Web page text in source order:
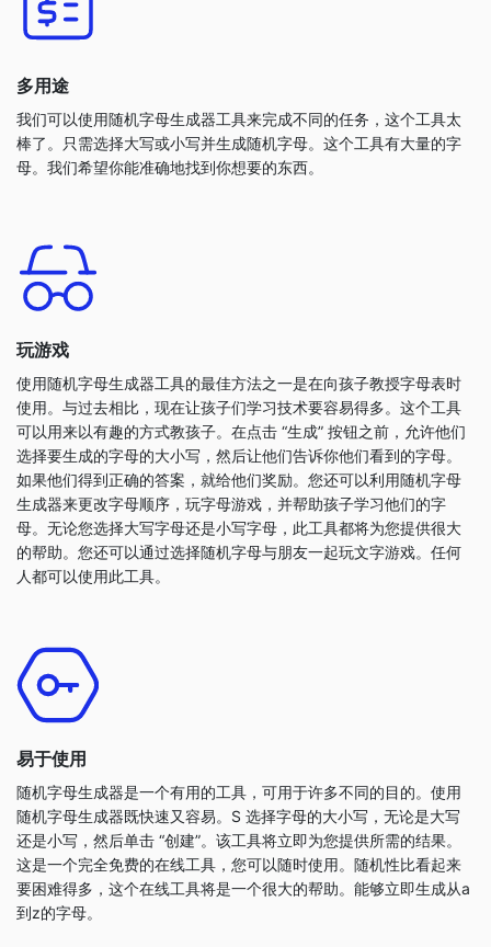
多用途
我们可以使用随机字母生成器工具来完成不同的任务，这个工具太
棒了。只需选择大写或小写并生成随机字母。这个工具有大量的字
母。我们希望你能准确地找到你想要的东西。
玩游戏
使用随机字母生成器工具的最佳方法之一是在向孩子教授字母表时
使用。与过去相比，现在让孩子们学习技术要容易得多。这个工具
可以用来以有趣的方式教孩子。在点击 “生成” 按钮之前，允许他们
选择要生成的字母的大小写，然后让他们告诉你他们看到的字母。
如果他们得到正确的答案，就给他们奖励。您还可以利用随机字母
生成器来更改字母顺序，玩字母游戏，并帮助孩子学习他们的字
母。无论您选择大写字母还是小写字母，此工具都将为您提供很大
的帮助。您还可以通过选择随机字母与朋友一起玩文字游戏。任何
人都可以使用此工具。
易于使用
随机字母生成器是一个有用的工具，可用于许多不同的目的。使用
随机字母生成器既快速又容易。S 选择字母的大小写，无论是大写
还是小写，然后单击 “创建”。该工具将立即为您提供所需的结果。
这是一个完全免费的在线工具，您可以随时使用。随机性比看起来
要困难得多，这个在线工具将是一个很大的帮助。能够立即生成从a
到z的字母。